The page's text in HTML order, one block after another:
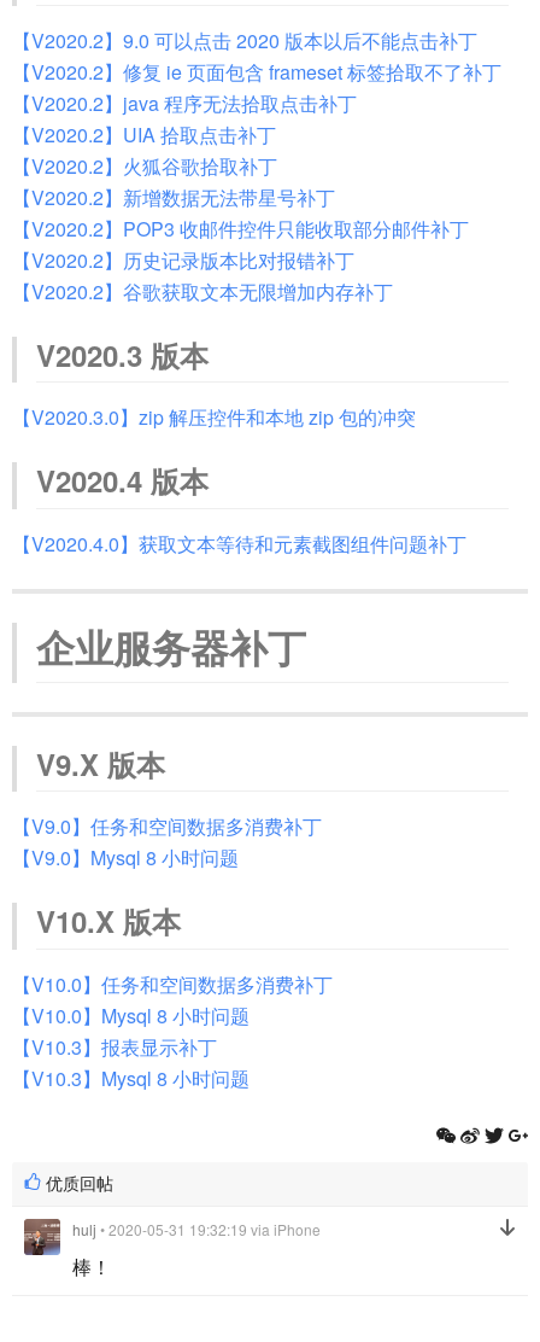
【V2020.2】9.0 可以点击 2020 版本以后不能点击补丁
【V2020.2】修复 ie 页面包含 frameset 标签拾取不了补丁
【V2020.2】java 程序无法拾取点击补丁
【V2020.2】UIA 拾取点击补丁
【V2020.2】火狐谷歌拾取补丁
【V2020.2】新增数据无法带星号补丁
【V2020.2】POP3 收邮件控件只能收取部分邮件补丁
【V2020.2】历史记录版本比对报错补丁
【V2020.2】谷歌获取文本无限增加内存补丁
V2020.3 版本
【V2020.3.0】zip 解压控件和本地 zip 包的冲突
V2020.4 版本
【V2020.4.0】获取文本等待和元素截图组件问题补丁
企业服务器补丁
V9.X 版本
【V9.0】任务和空间数据多消费补丁
【V9.0】Mysql 8 小时问题
V10.X 版本
【V10.0】任务和空间数据多消费补丁
【V10.0】Mysql 8 小时问题
【V10.3】报表显示补丁
【V10.3】Mysql 8 小时问题
优质回帖
hulj • 2020-05-31 19:32:19 via iPhone
棒！